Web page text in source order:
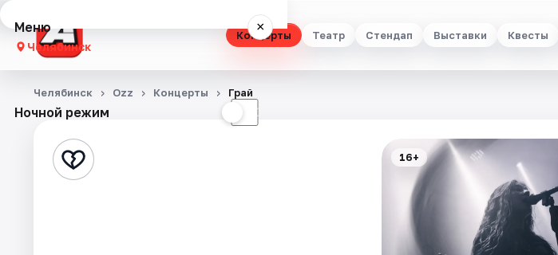
Концерты Театр Стендап Выставки Квесты
Меню ×
Челябинск
Концерты
Стендап
Ночной режим ☾
Челябинск Ozz Концерты Грай
16+